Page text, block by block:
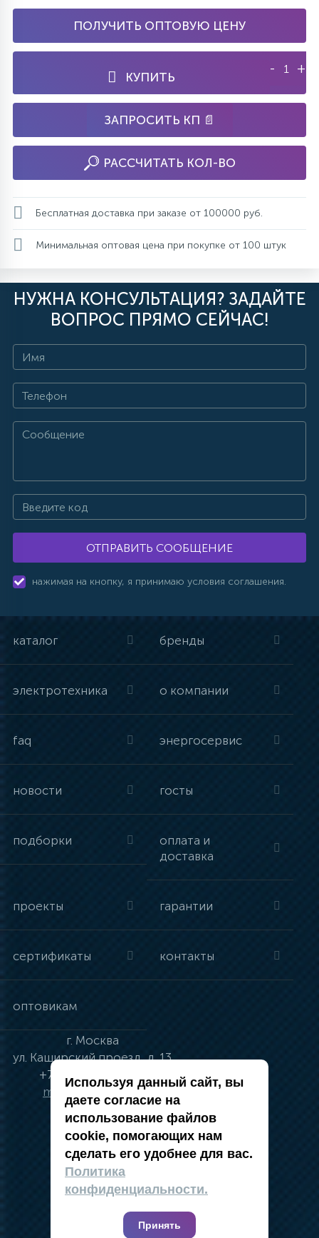
ПОЛУЧИТЬ ОПТОВУЮ ЦЕНУ
КУПИТЬ
- +
ЗАПРОСИТЬ КП 📄
РАССЧИТАТЬ КОЛ-ВО
Бесплатная доставка при заказе от 100000 руб.
Минимальная оптовая цена при покупке от 100 штук
НУЖНА КОНСУЛЬТАЦИЯ? ЗАДАЙТЕ
ВОПРОС ПРЯМО СЕЙЧАС!
ОТПРАВИТЬ СООБЩЕНИЕ
нажимая на кнопку, я принимаю условия соглашения.
каталог бренды
электротехника о компании
faq энергосервис
новости госты
подборки
оплата и
доставка
проекты гарантии
сертификаты контакты
оптовикам
г. Москва
ул. Каширский проезд, д. 13
+7 (495) 134-41-83
moskva@vincci.ru
политика в отношении обработки
персональных данных
публичная оферта
карта сайта
Используя данный сайт, вы
даете согласие на
использование файлов
cookie, помогающих нам
сделать его удобнее для вас.
Политика
конфиденциальности.
Принять